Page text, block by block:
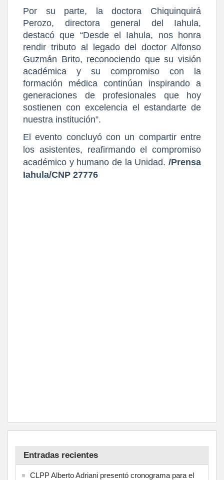
Por su parte, la doctora Chiquinquirá
Perozo, directora general del Iahula,
destacó que “Desde el Iahula, nos honra
rendir tributo al legado del doctor Alfonso
Guzmán Brito, reconociendo que su visión
académica y su compromiso con la
formación médica continúan inspirando a
generaciones de profesionales que hoy
sostienen con excelencia el estandarte de
nuestra institución”.
El evento concluyó con un compartir entre
los asistentes, reafirmando el compromiso
académico y humano de la Unidad. /Prensa
Iahula/CNP 27776
Entradas recientes
CLPP Alberto Adriani presentó cronograma para el